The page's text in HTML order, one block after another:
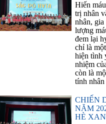
Hiến
trị nhân
nhân,
lượng
đem lại
chỉ là
hiện tình
nhiệm
còn là
tính
CHIẾN
NĂM
HÈ